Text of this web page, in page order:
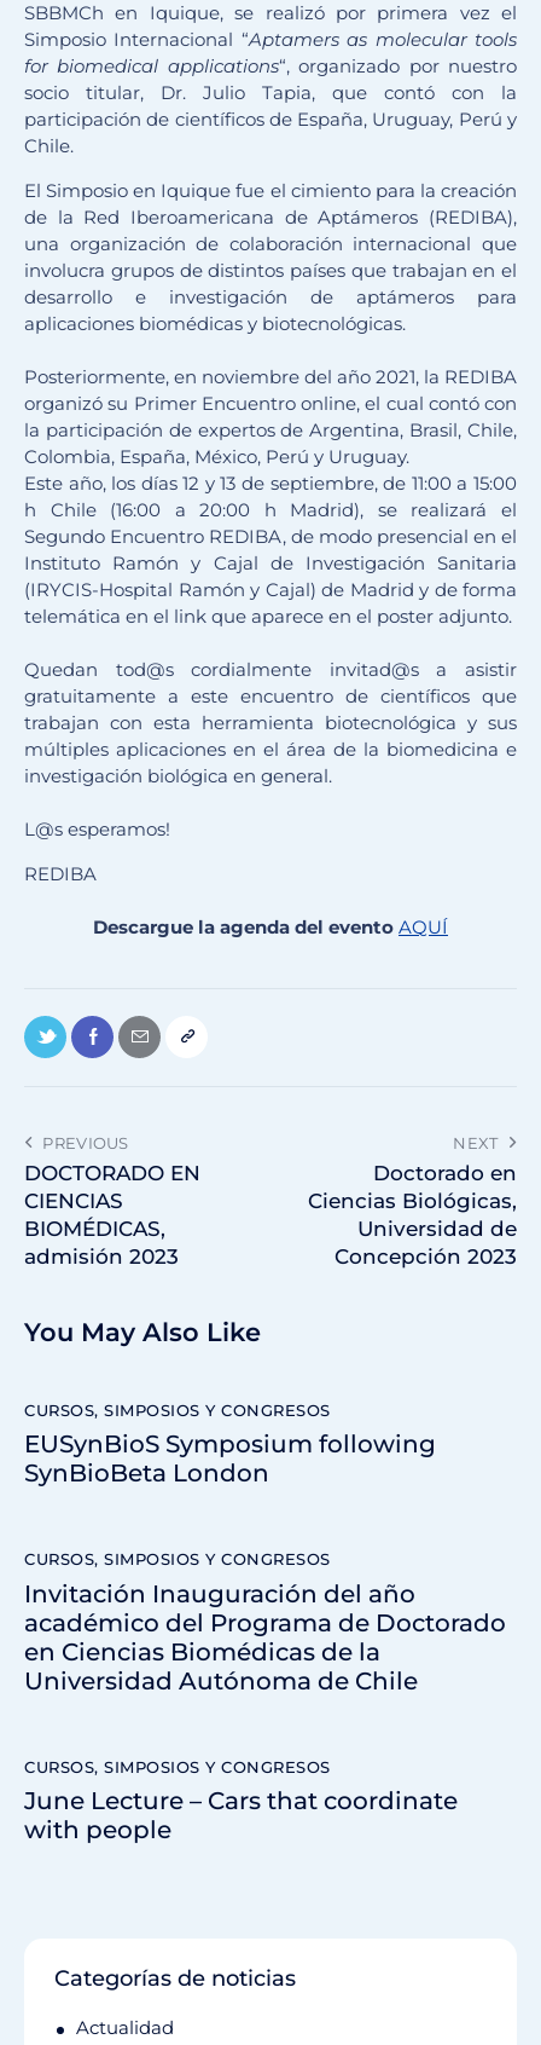
SBBMCh en Iquique, se realizó por primera vez el
Simposio Internacional “Aptamers as molecular tools
for biomedical applications“, organizado por nuestro
socio titular, Dr. Julio Tapia, que contó con la
participación de científicos de España, Uruguay, Perú y
Chile.
El Simposio en Iquique fue el cimiento para la creación
de la Red Iberoamericana de Aptámeros (REDIBA),
una organización de colaboración internacional que
involucra grupos de distintos países que trabajan en el
desarrollo e investigación de aptámeros para
aplicaciones biomédicas y biotecnológicas.
Posteriormente, en noviembre del año 2021, la REDIBA
organizó su Primer Encuentro online, el cual contó con
la participación de expertos de Argentina, Brasil, Chile,
Colombia, España, México, Perú y Uruguay.
Este año, los días 12 y 13 de septiembre, de 11:00 a 15:00
h Chile (16:00 a 20:00 h Madrid), se realizará el
Segundo Encuentro REDIBA, de modo presencial en el
Instituto Ramón y Cajal de Investigación Sanitaria
(IRYCIS-Hospital Ramón y Cajal) de Madrid y de forma
telemática en el link que aparece en el poster adjunto.
Quedan tod@s cordialmente invitad@s a asistir
gratuitamente a este encuentro de científicos que
trabajan con esta herramienta biotecnológica y sus
múltiples aplicaciones en el área de la biomedicina e
investigación biológica en general.
L@s esperamos!
REDIBA
Descargue la agenda del evento AQUÍ
PREVIOUS
DOCTORADO EN
CIENCIAS
BIOMÉDICAS,
admisión 2023
NEXT
Doctorado en
Ciencias Biológicas,
Universidad de
Concepción 2023
You May Also Like
CURSOS, SIMPOSIOS Y CONGRESOS
EUSynBioS Symposium following
SynBioBeta London
CURSOS, SIMPOSIOS Y CONGRESOS
Invitación Inauguración del año
académico del Programa de Doctorado
en Ciencias Biomédicas de la
Universidad Autónoma de Chile
CURSOS, SIMPOSIOS Y CONGRESOS
June Lecture – Cars that coordinate
with people
Categorías de noticias
Actualidad